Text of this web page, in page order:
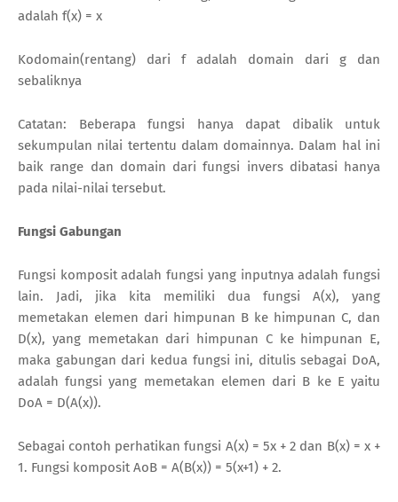
adalah f(x) = x
Kodomain(rentang) dari f adalah domain dari g dan
sebaliknya
Catatan: Beberapa fungsi hanya dapat dibalik untuk
sekumpulan nilai tertentu dalam domainnya. Dalam hal ini
baik range dan domain dari fungsi invers dibatasi hanya
pada nilai-nilai tersebut.
Fungsi Gabungan
Fungsi komposit adalah fungsi yang inputnya adalah fungsi
lain. Jadi, jika kita memiliki dua fungsi A(x), yang
memetakan elemen dari himpunan B ke himpunan C, dan
D(x), yang memetakan dari himpunan C ke himpunan E,
maka gabungan dari kedua fungsi ini, ditulis sebagai DoA,
adalah fungsi yang memetakan elemen dari B ke E yaitu
DoA = D(A(x)).
Sebagai contoh perhatikan fungsi A(x) = 5x + 2 dan B(x) = x +
1. Fungsi komposit AoB = A(B(x)) = 5(x+1) + 2.